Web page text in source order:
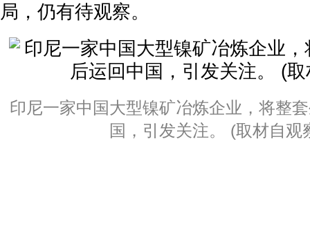
局，仍有待观察。
印尼一家中国大型镍矿冶炼企业，将整
国，引发关注。 (取材自观